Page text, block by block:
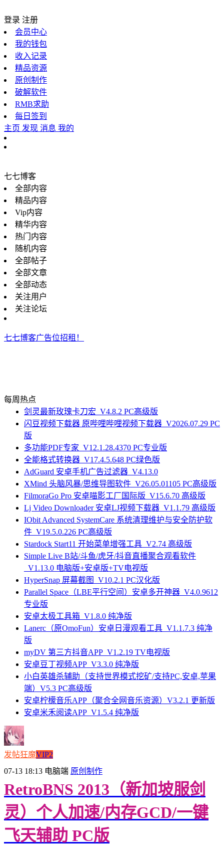
登录 注册
会员中心
我的钱包
收入记录
精品资源
原创制作
破解软件
RMB求助
每日签到
主页 发现 消息 我的
七七博客
全部内容
精品内容
Vip内容
精华内容
热门内容
随机内容
全部帖子
全部文章
全部动态
关注用户
关注论坛
七七博客广告位招租！
每周热点
剑灵最新玫瑰卡刀宏_V4.8.2 PC高级版
闪豆视频下载器 原哔哩哔哩视频下载器_V2026.07.29 PC
版
多功能PDF专家_V12.1.28.4370 PC专业版
全能格式转换器_V17.4.5.648 PC绿色版
AdGuard 安卓手机广告过滤器_V4.13.0
XMind 头脑风暴/思维导图软件_V26.05.01105 PC高级版
FilmoraGo Pro 安卓喵影工厂国际版_V15.6.70 高级版
Lj Video Downloader 安卓LJ视频下载器_V1.1.79 高级版
IObit Advanced SystemCare 系统清理维护与安全防护软
件_V19.5.0.226 PC高级版
Stardock Start11 开始菜单增强工具_V2.74 高级版
Simple Live B站/斗鱼/虎牙/抖音直播聚合观看软件
_V1.13.0 电脑版+安卓版+TV电视版
HyperSnap 屏幕截图_V10.2.1 PC汉化版
Parallel Space（LBE平行空间）安卓多开神器_V4.0.9612
专业版
安卓太极工具箱_V1.8.0 纯净版
Lanerc（原OmoFun）安卓日漫观看工具_V1.1.7.3 纯净
版
myDV 第三方抖音APP_V1.2.19 TV电视版
安卓豆丁视频APP_V3.3.0 纯净版
小白英雄杀辅助（支持世界模式挖矿/支持PC,安卓,苹果
端）V5.3 PC高级版
安卓柠檬音乐APP（聚合全网音乐资源）V3.2.1 更新版
安卓米禾阅读APP_V1.5.4 纯净版
发帖狂魔VIP2
07-13 18:13 电脑端 原创制作
RetroBNS 2013（新加坡服剑
灵）个人加速/内存GCD/一键
飞天辅助 PC版